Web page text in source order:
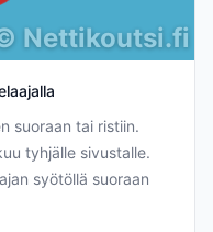
Nettikoutsi.fi
suoraan tai ristiin.
tyhjälle sivustalle.
syötöllä suoraan